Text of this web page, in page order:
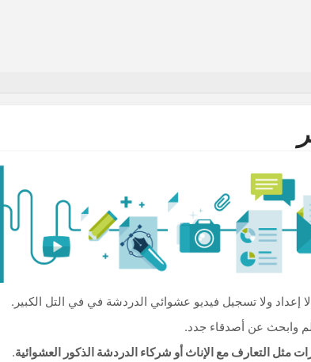
لا إعداد ولا تسجيل فيديو عشوائي الدردشة في في التل الكبير.
وابحث عن أصدقاء جدد.
.